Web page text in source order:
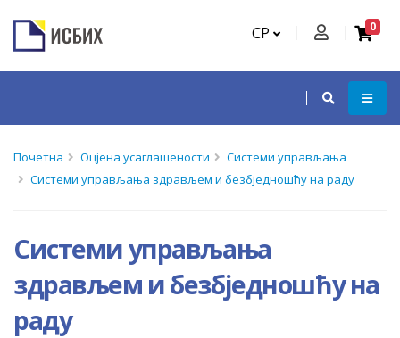
СР 0
Почетна Оцјена усаглашености
Системи управљања
Системи управљања здрављем и безбједношћу на раду
Системи управљања
здрављем и безбједношћу на
раду